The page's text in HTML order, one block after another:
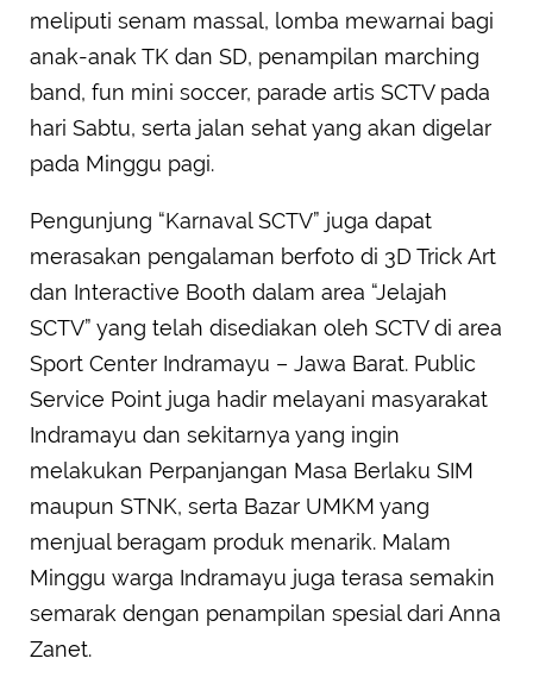
meliputi senam massal, lomba mewarnai bagi
anak-anak TK dan SD, penampilan marching
band, fun mini soccer, parade artis SCTV pada
hari Sabtu, serta jalan sehat yang akan digelar
pada Minggu pagi.
Pengunjung “Karnaval SCTV” juga dapat
merasakan pengalaman berfoto di 3D Trick Art
dan Interactive Booth dalam area “Jelajah
SCTV” yang telah disediakan oleh SCTV di area
Sport Center Indramayu – Jawa Barat. Public
Service Point juga hadir melayani masyarakat
Indramayu dan sekitarnya yang ingin
melakukan Perpanjangan Masa Berlaku SIM
maupun STNK, serta Bazar UMKM yang
menjual beragam produk menarik. Malam
Minggu warga Indramayu juga terasa semakin
semarak dengan penampilan spesial dari Anna
Zanet.